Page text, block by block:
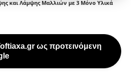
και Λάμψης Μαλλιών με 3 Μόνο Υλικά
ως προτεινόμενη